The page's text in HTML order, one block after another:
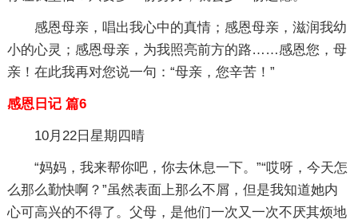
感恩母亲，唱出我心中的真情；感恩母亲，滋润我幼
小的心灵；感恩母亲，为我照亮前方的路……感恩您，母
亲！在此我再对您说一句：“母亲，您辛苦！”
感恩日记 篇6
10月22日星期四晴
“妈妈，我来帮你吧，你去休息一下。”“哎呀，今天怎
么那么勤快啊？”虽然表面上那么不屑，但是我知道她内
心可高兴的不得了。父母，是他们一次又一次不厌其烦地